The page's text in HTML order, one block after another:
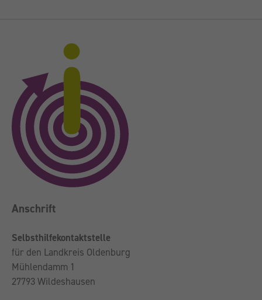
Anschrift
Selbsthilfekontaktstelle
für den Landkreis Oldenburg
Mühlendamm 1
27793 Wildeshausen